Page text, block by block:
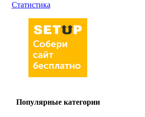
Статистика
Популярные категории